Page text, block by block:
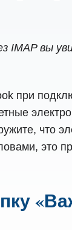
IMAP
при
что
это